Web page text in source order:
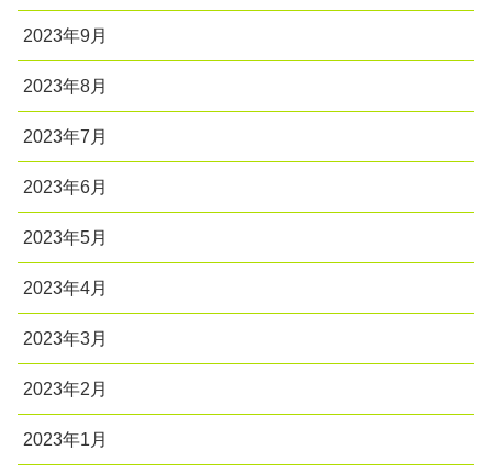
2023年9月
2023年8月
2023年7月
2023年6月
2023年5月
2023年4月
2023年3月
2023年2月
2023年1月